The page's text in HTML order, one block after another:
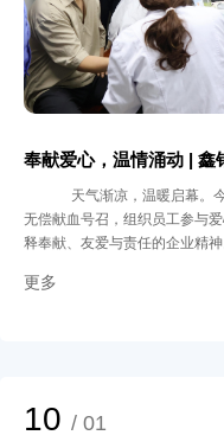
士后科研工作站的首个课题正
身关键结构件的屈服强度、抗
的标准。课题的成功实施，将
性能，为整车的能耗优化和续
轻量化部件的领先企业，鑫铂
成等关键部件，并处于交样验
推动轻量化产品在低空经济中
济新蓝海 飞行汽车这片待翱翔
有赖于铝镁合金这样的“隐形金
获批，为鑫铂股份的科技研发
奉献爱心，温情涌动 | 鑫
天气渐凉，温暖启幕。
无偿献血号召，组织员工参与
释奉献、友爱与责任的企业精
按时到来，并在街道工作人员
成爱的传递。正是这一个个平
动，凝聚成了公司回馈社会的
更多
10 / 01